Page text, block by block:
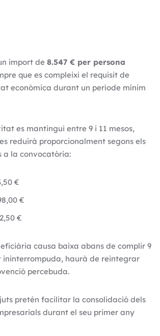
import de 8.547 € per persona
que es compleixi el requisit de
econòmica durant un període mínim
es mantingui entre 9 i 11 mesos,
reduirà proporcionalment segons els
a la convocatòria:
€
€
€
causa baixa abans de complir 9
ininterrompuda, haurà de reintegrar
percebuda.
pretén facilitar la consolidació dels
durant el seu primer any